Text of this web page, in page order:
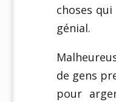
choses
génial.
de gens
pour